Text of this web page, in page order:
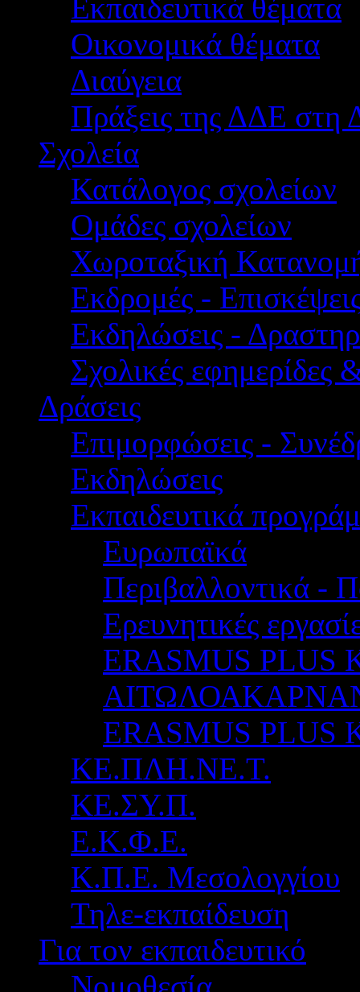
Εκπαιδευτικά θέματα
Οικονομικά θέματα
Διαύγεια
Πράξεις της ΔΔΕ στη
Σχολεία
Κατάλογος σχολείων
Ομάδες σχολείων
Χωροταξική
Εκδρομές -
Εκδηλώσεις -
Σχολικές εφημερίδες
Δράσεις
Επιμορφώσεις -
Εκδηλώσεις
Εκπαιδευτικά
Ευρωπαϊκά
Περιβαλλοντικά -
Ερευνητικές
ERASMUS PLUS
ERASMUS
ΚΕ.ΠΛΗ.ΝΕ.Τ.
ΚΕ.ΣΥ.Π.
Ε.Κ.Φ.Ε.
Κ.Π.Ε. Μεσολογγίου
Τηλε-εκπαίδευση
Για τον εκπαιδευτικό